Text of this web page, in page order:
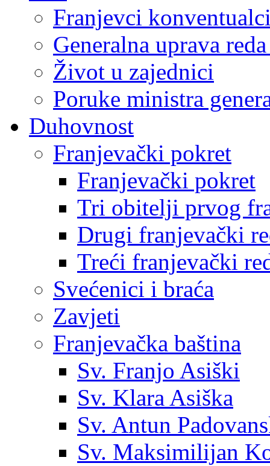
Franjevci
Generalna uprava
Život u zajednici
Poruke ministra
Duhovnost
Franjevački pokret
Franjevački pokret
Tri obitelji prvog
Drugi franjevački
Treći franjevački
Svećenici i braća
Zavjeti
Franjevačka baština
Sv. Franjo Asiški
Sv. Klara Asiška
Sv. Antun
Sv. Maksimilijan